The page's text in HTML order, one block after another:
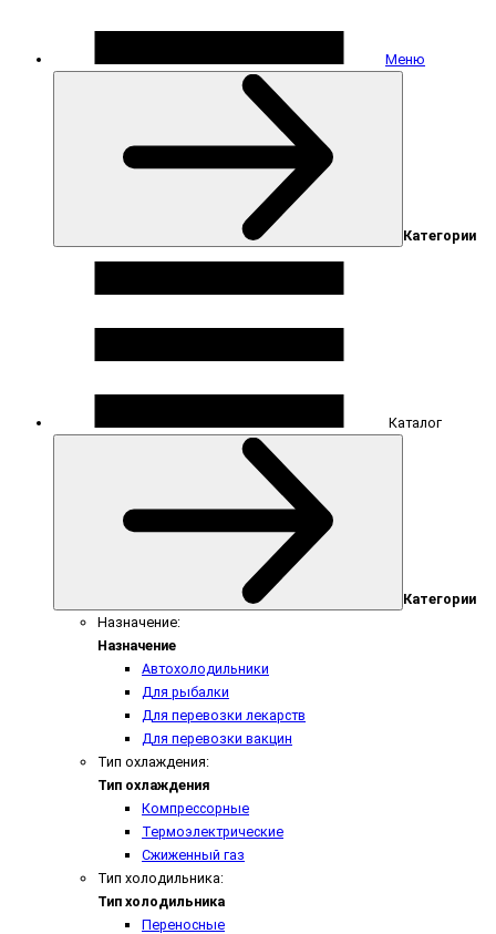
Меню
Категории
Каталог
Категории
Назначение:
Назначение
Автохолодильники
Для рыбалки
Для перевозки лекарств
Для перевозки вакцин
Тип охлаждения:
Тип охлаждения
Компрессорные
Термоэлектрические
Сжиженный газ
Тип холодильника:
Тип холодильника
Переносные